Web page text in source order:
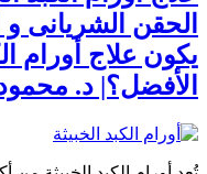
يكون علاج أورام
الأفضل؟| د.